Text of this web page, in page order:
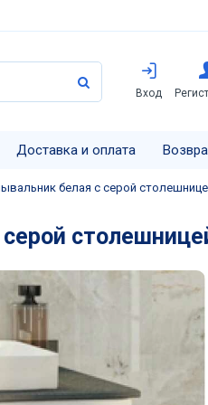
Вход
Доставка и оплата
белая с серой